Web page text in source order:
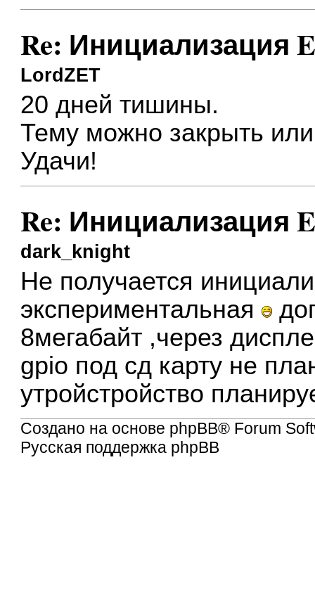
Re: Инициализация
LordZET
20 дней тишины.
Тему можно закрыть
Удачи!
Re: Инициализация
dark_knight
Не получается
экспериментальная
8мегабайт ,через
gpio под сд карту не
утройстройство
Создано на основе phpBB® Forum
Русская поддержка phpBB